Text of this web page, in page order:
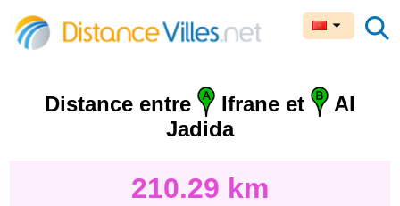
Distance entre Ifrane et
Al
Jadida
210.29 km